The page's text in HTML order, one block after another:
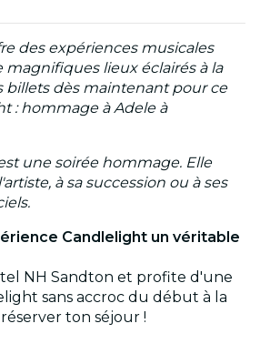
des expériences musicales
lieux éclairés à la
billets dès maintenant pour ce
: hommage à Adele à
une soirée hommage. Elle
à sa succession ou à ses
Candlelight un véritable
NH Sandton et profite d'une
sans accroc du début à la
ton séjour !